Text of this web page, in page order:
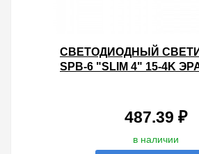
CВЕТОДИОДНЫЙ
SPB-6 "SLIM 4" 15-4K
487.39 ₽
в наличии